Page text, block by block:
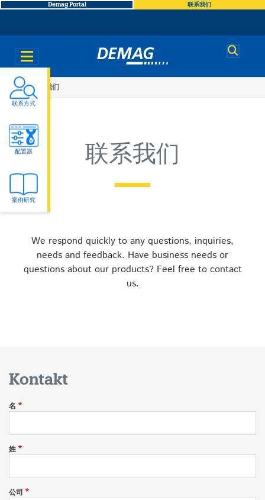
Demag Portal 联系我们
Demag
You
are
here
联系我们
联系方式
配置器
案例研究
联系我们
We respond quickly to any questions, inquiries,
needs and feedback. Have business needs or
questions about our products? Feel free to contact
us.
Kontakt
名
姓
公司